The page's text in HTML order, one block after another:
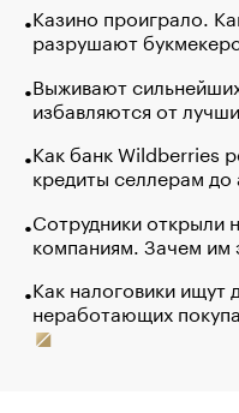
Казино проиграло.
разрушают
Выживают
избавляются от
Как банк Wildberries
кредиты селлерам до
Сотрудники открыли
компаниям. Зачем им
Как налоговики ищут
неработающих